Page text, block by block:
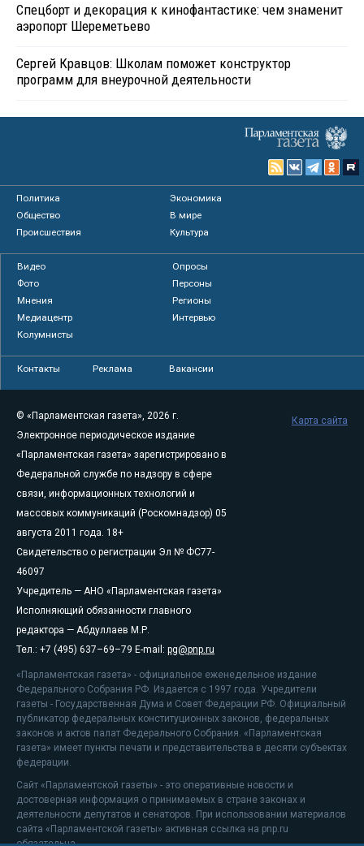
Спецборт и декорация к кинофантастике: чем знаменит
аэропорт Шереметьево
Сергей Кравцов: Школам поможет конструктор
программ для внеурочной деятельности
Политика
Экономика
Общество
В мире
Происшествия
Культура
Видео
Опросы
Фото
Персоны
Мнения
Регионы
Медиацентр
Интервью
Колумнисты
Контакты Реклама Вакансии
© «Парламентская газета», 2026 г.
Электронное периодическое издание
«Парламентская газета» зарегистрировано в
Федеральной службе по надзору в сфере
связи, информационных технологий и
массовых коммуникаций (Роскомнадзор) 05
августа 2011 года. 18+
Свидетельство о регистрации Эл № ФС77-
46097
Учредитель — АНО «Парламентская газета»
Исполняющий обязанности главного
редактора — Абдуллаев М.Р.
Тел.: +7 (495) 637–69–79 E-mail: pg@pnp.ru
«Парламентская газета» - официальное еженедельное издание
Федерального Собрания РФ. Издается с 1997 года. Учредители
газеты - Государственная Дума и Совет Федерации РФ. Официальный
публикатор федеральных конституционных законов, федеральных
законов и актов палат Федерального Собрания. «Парламентская
газета» имеет пункты печати и представительства в десяти субъектах
федерации.
Сайт «Парламентской газеты» - это оперативные новости и
достоверная информация о принимаемых в стране законах и
деятельности депутатов и сенаторов. При использовании материалов
сайта «Парламентской газеты» активная ссылка на pnp.ru
обязательна.
Карта сайта